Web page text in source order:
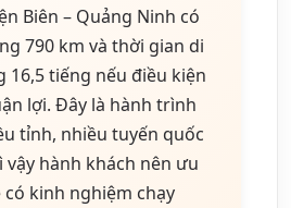
Biên – Quảng Ninh có
790 km và thời gian di
16,5 tiếng nếu điều kiện
lợi. Đây là hành trình
tỉnh, nhiều tuyến quốc
vậy hành khách nên ưu
có kinh nghiệm chạy